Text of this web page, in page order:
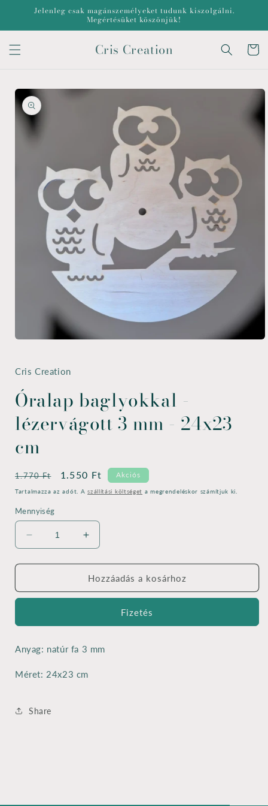
Ugrás aJelenleg csak magánszemélyeket tudunk kiszolgálni.
Megértésüket köszönjük!
Cris Creation Kosár
Kihagyás, és
ugrás a
termékadatokra
a
párbeszédpanelen
Cris Creation
Óralap baglyokkal -
lézervágott 3 mm - 24x23
cm
Normál
ár
1.770 Ft
Akciós
ár
1.550 Ft Akciós
Tartalmazza az adót. Aszállítási költséget a megrendeléskor számítjuk ki.
Mennyiség
Óralap
baglyokkal
-
3
24x23
mennyiségének
Óralap
baglyokkal
-
lézervágott
3
24x23
mennyiségének
Hozzáadás a kosárhoz
Fizetés
Anyag: natúr fa 3 mm
Méret: 24x23 cm
Share